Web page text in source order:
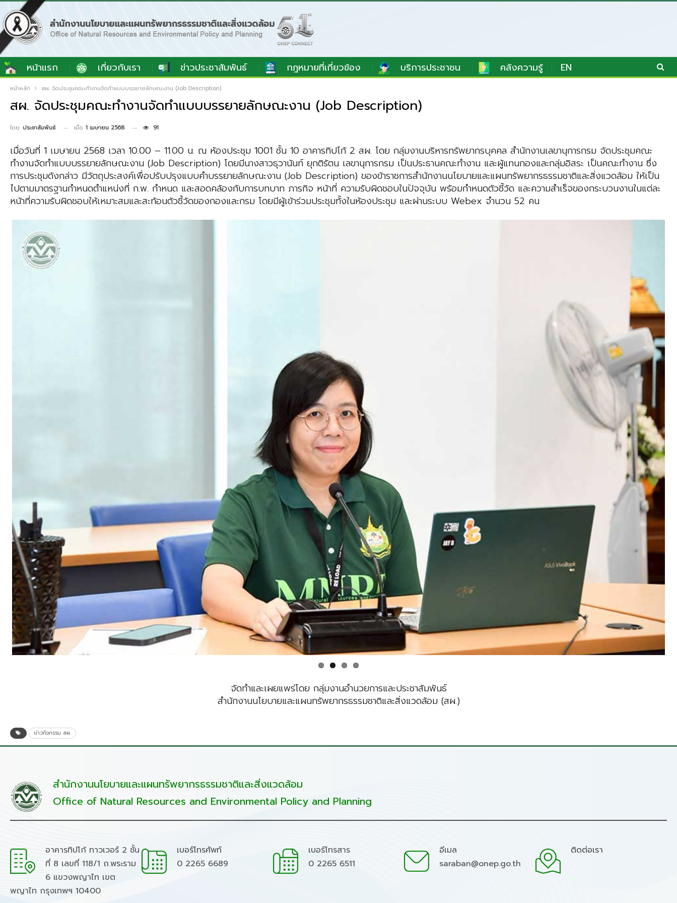
หน้าแรก เกี่ยวกับเรา ข่าวประชาสัมพันธ์ กฎหมายที่เกี่ยวข้อง บริการประชาชน คลังความรู้ EN
หน้าหลัก สผ. จัดประชุมคณะทำงานจัดทำแบบบรรยายลักษณะงาน (Job Description)
สผ. จัดประชุมคณะทำงานจัดทำแบบบรรยายลักษณะงาน (Job Description)
โดย ประชาสัมพันธ์ เมื่อ 1 เมษายน 2568 91
เมื่อวันที่ 1 เมษายน 2568 เวลา 10.00 – 11.00 น. ณ ห้องประชุม 1001 ชั้น 10 อาคารทิปโก้ 2 สผ. โดย กลุ่มงานบริหารทรัพยากรบุคคล สำนักงานเลขานุการกรม จัดประชุมคณะ
ทำงานจัดทำแบบบรรยายลักษณะงาน (Job Description) โดยมีนางสาวธุวานันท์ ยุกติรัตน เลขานุการกรม เป็นประธานคณะทำงาน และผู้แทนกองและกลุ่มอิสระ เป็นคณะทำงาน ซึ่ง
การประชุมดังกล่าว มีวัตถุประสงค์เพื่อปรับปรุงแบบคำบรรยายลักษณะงาน (Job Description) ของข้าราชการสำนักงานนโยบายและแผนทรัพยากรธรรมชาติและสิ่งแวดล้อม ให้เป็น
ไปตามมาตรฐานกำหนดตำแหน่งที่ ก.พ. กำหนด และสอดคล้องกับการบทบาท ภารกิจ หน้าที่ ความรับผิดชอบในปัจจุบัน พร้อมกำหนดตัวชี้วัด และความสำเร็จของกระบวนงานในแต่ละ
หน้าที่ความรับผิดชอบให้เหมาะสมและสะท้อนตัวชี้วัดของกองและกรม โดยมีผู้เข้าร่วมประชุมทั้งในห้องประชุม และผ่านระบบ Webex จำนวน 52 คน
จัดทำและเผยแพร่โดย กลุ่มงานอำนวยการและประชาสัมพันธ์
สำนักงานนโยบายและแผนทรัพยากรธรรมชาติและสิ่งแวดล้อม (สผ.)
ข่าวกิจกรรม สผ.
สำนักงานนโยบายและแผนทรัพยากรธรรมชาติและสิ่งแวดล้อม
Office of Natural Resources and Environmental Policy and Planning
อาคารทิปโก้ ทาวเวอร์ 2 ชั้น
ที่ 8 เลขที่ 118/1 ถ.พระราม
6 แขวงพญาไท เขต
พญาไท กรุงเทพฯ 10400
เบอร์โทรศัพท์
0 2265 6689
เบอร์โทรสาร
0 2265 6511
อีเมล
saraban@onep.go.th
ติดต่อเรา